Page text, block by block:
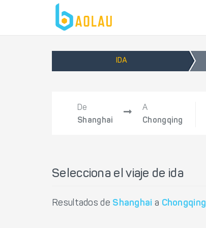
IDA
De
Shanghai
A
Chongqing
Selecciona el viaje de ida
Resultados de Shanghai a Chongqing